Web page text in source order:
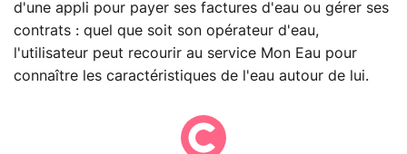
d'une appli pour payer ses factures d'eau ou gérer ses
contrats : quel que soit son opérateur d'eau,
l'utilisateur peut recourir au service Mon Eau pour
connaître les caractéristiques de l'eau autour de lui.